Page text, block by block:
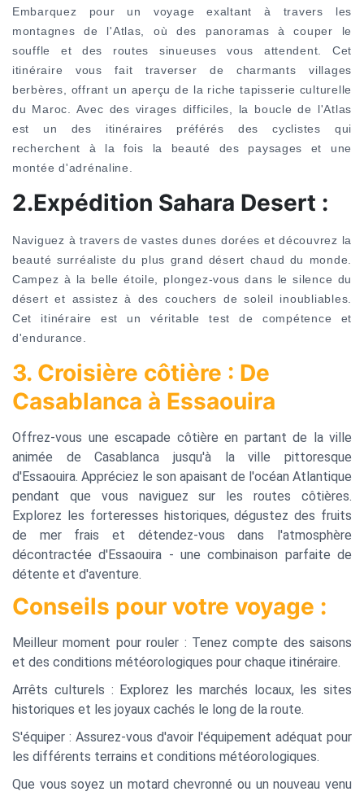
Embarquez pour un voyage exaltant à travers les
montagnes de l'Atlas, où des panoramas à couper le
souffle et des routes sinueuses vous attendent. Cet
itinéraire vous fait traverser de charmants villages
berbères, offrant un aperçu de la riche tapisserie culturelle
du Maroc. Avec des virages difficiles, la boucle de l'Atlas
est un des itinéraires préférés des cyclistes qui
recherchent à la fois la beauté des paysages et une
montée d'adrénaline.
2.Expédition Sahara Desert :
Naviguez à travers de vastes dunes dorées et découvrez la
beauté surréaliste du plus grand désert chaud du monde.
Campez à la belle étoile, plongez-vous dans le silence du
désert et assistez à des couchers de soleil inoubliables.
Cet itinéraire est un véritable test de compétence et
d'endurance.
3. Croisière côtière : De
Casablanca à Essaouira
Offrez-vous une escapade côtière en partant de la ville
animée de Casablanca jusqu'à la ville pittoresque
d'Essaouira. Appréciez le son apaisant de l'océan Atlantique
pendant que vous naviguez sur les routes côtières.
Explorez les forteresses historiques, dégustez des fruits
de mer frais et détendez-vous dans l'atmosphère
décontractée d'Essaouira - une combinaison parfaite de
détente et d'aventure.
Conseils pour votre voyage :
Meilleur moment pour rouler : Tenez compte des saisons
et des conditions météorologiques pour chaque itinéraire.
Arrêts culturels : Explorez les marchés locaux, les sites
historiques et les joyaux cachés le long de la route.
S'équiper : Assurez-vous d'avoir l'équipement adéquat pour
les différents terrains et conditions météorologiques.
Que vous soyez un motard chevronné ou un nouveau venu